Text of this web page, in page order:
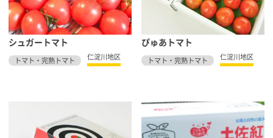
シュガートマト
トマト・完熟トマト
仁淀川地区
ぴゅあトマト
トマト・完熟トマト
仁淀川地区